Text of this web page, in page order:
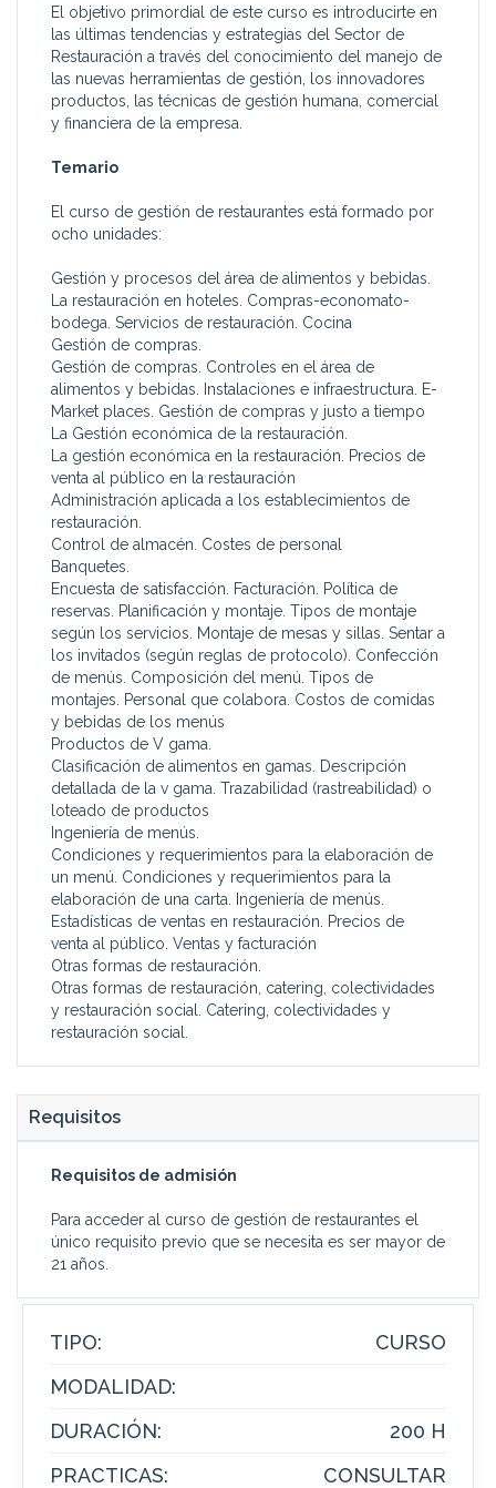
El objetivo primordial de este curso es introducirte en
las últimas tendencias y estrategias del Sector de
Restauración a través del conocimiento del manejo de
las nuevas herramientas de gestión, los innovadores
productos, las técnicas de gestión humana, comercial
y financiera de la empresa.
Temario
El curso de gestión de restaurantes está formado por
ocho unidades:
Gestión y procesos del área de alimentos y bebidas.
La restauración en hoteles. Compras-economato-
bodega. Servicios de restauración. Cocina
Gestión de compras.
Gestión de compras. Controles en el área de
alimentos y bebidas. Instalaciones e infraestructura. E-
Market places. Gestión de compras y justo a tiempo
La Gestión económica de la restauración.
La gestión económica en la restauración. Precios de
venta al público en la restauración
Administración aplicada a los establecimientos de
restauración.
Control de almacén. Costes de personal
Banquetes.
Encuesta de satisfacción. Facturación. Política de
reservas. Planificación y montaje. Tipos de montaje
según los servicios. Montaje de mesas y sillas. Sentar a
los invitados (según reglas de protocolo). Confección
de menús. Composición del menú. Tipos de
montajes. Personal que colabora. Costos de comidas
y bebidas de los menús
Productos de V gama.
Clasificación de alimentos en gamas. Descripción
detallada de la v gama. Trazabilidad (rastreabilidad) o
loteado de productos
Ingeniería de menús.
Condiciones y requerimientos para la elaboración de
un menú. Condiciones y requerimientos para la
elaboración de una carta. Ingeniería de menús.
Estadísticas de ventas en restauración. Precios de
venta al público. Ventas y facturación
Otras formas de restauración.
Otras formas de restauración, catering, colectividades
y restauración social. Catering, colectividades y
restauración social.
Requisitos
Requisitos de admisión
Para acceder al curso de gestión de restaurantes el
único requisito previo que se necesita es ser mayor de
21 años.
TIPO:
CURSO
MODALIDAD:
DURACIÓN:
200 H
PRACTICAS:
CONSULTAR